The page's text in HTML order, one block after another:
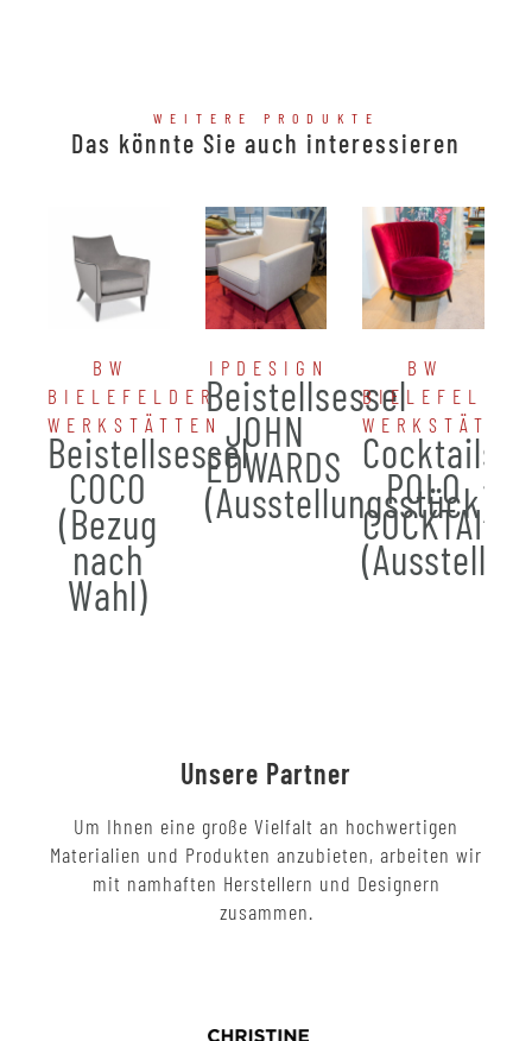
WEITERE PRODUKTE
Das könnte Sie auch interessieren
BW
BIELEFELDER
WERKSTÄTTEN
Beistellsessel
COCO
(Bezug
nach
Wahl)
IPDESIGN
Beistellsessel
JOHN
EDWARDS
(Ausstellungsstück)
BW
BIELEFELDER
POLO
COCKTAIL
Unsere Partner
Um Ihnen eine große Vielfalt an hochwertigen
Materialien und Produkten anzubieten, arbeiten wir
mit namhaften Herstellern und Designern
zusammen.